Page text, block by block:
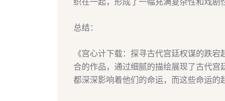
总结：
《宫心计下载：探寻古代宫廷权谋的跌
合的作品，通过细腻的描绘展现了古代宫
都深深影响着他们的命运，而这些命运的